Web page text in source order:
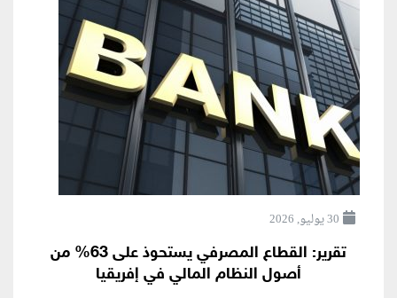
30 يوليو, 2026
تقرير: القطاع المصرفي يستحوذ على 63% من
أصول النظام المالي في إفريقيا